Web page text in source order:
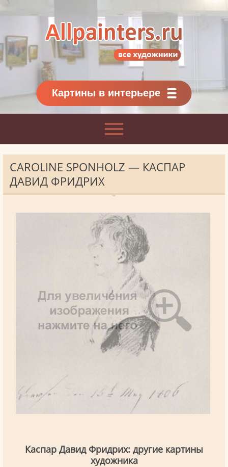
Картины классиков
и современников
Картины в интерьере
CAROLINE SPONHOLZ — КАСПАР
ДАВИД ФРИДРИХ
Каспар Давид Фридрих: другие картины
художника